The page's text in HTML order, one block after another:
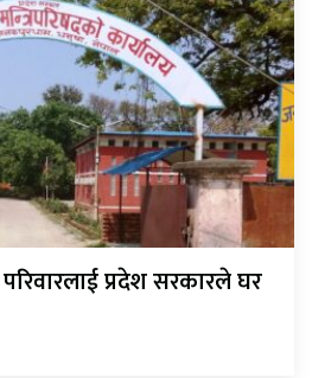
प्रदेश सरकारले घर